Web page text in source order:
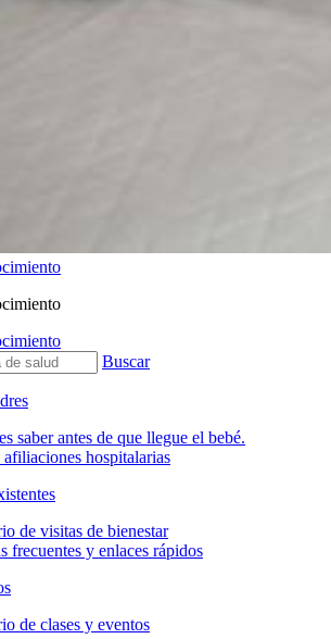
Buscar
saber antes de que llegue el bebé.
afiliaciones hospitalarias
de visitas de bienestar
frecuentes y enlaces rápidos
de clases y eventos